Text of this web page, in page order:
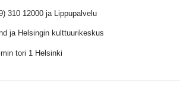
310 12000 ja Lippupalvelu
ja Helsingin kulttuurikeskus
tori 1 Helsinki